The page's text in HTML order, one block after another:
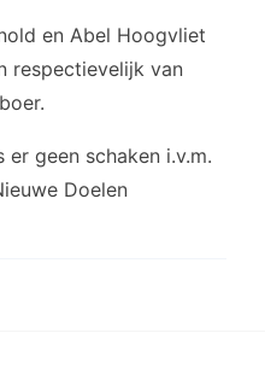
en Abel Hoogvliet
respectievelijk van
geen schaken i.v.m.
Doelen